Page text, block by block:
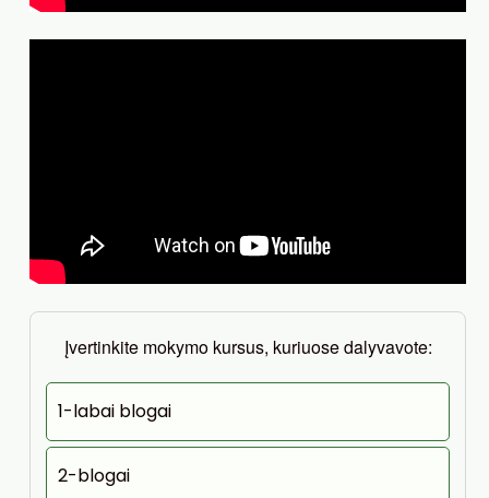
Įvertinkite mokymo kursus, kuriuose dalyvavote:
1-labai blogai
2-blogai